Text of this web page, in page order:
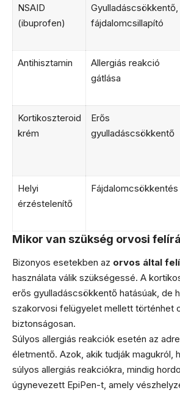
NSAID
(ibuprofen)
Gyulladáscsökkentő,
fájdalomcsillapító
Antihisztamin
Allergiás reakció
gátlása
Kortikoszteroid
krém
Erős
gyulladáscsökkentő
Helyi
érzéstelenítő
Fájdalomcsökkentés
Mikor van szükség orvosi
Bizonyos esetekben az orvos által
használata válik szükségessé. A
erős gyulladáscsökkentő hatásúak, de
szakorvosi felügyelet mellett történhet
biztonságosan.
Súlyos allergiás reakciók esetén az
életmentő. Azok, akik tudják magukról,
súlyos allergiás reakciókra, mindig
úgynevezett EpiPen-t, amely